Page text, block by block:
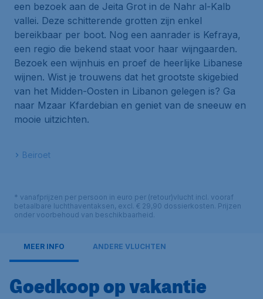
een bezoek aan de Jeita Grot in de Nahr al-Kalb
vallei. Deze schitterende grotten zijn enkel
bereikbaar per boot. Nog een aanrader is Kefraya,
een regio die bekend staat voor haar wijngaarden.
Bezoek een wijnhuis en proef de heerlijke Libanese
wijnen. Wist je trouwens dat het grootste skigebied
van het Midden-Oosten in Libanon gelegen is? Ga
naar Mzaar Kfardebian en geniet van de sneeuw en
mooie uitzichten.
Beiroet
* vanafprijzen per persoon in euro per (retour)vlucht incl. vooraf
betaalbare luchthaventaksen, excl. € 29,90 dossierkosten. Prijzen
onder voorbehoud van beschikbaarheid.
MEER INFO ANDERE VLUCHTEN
Goedkoop op vakantie